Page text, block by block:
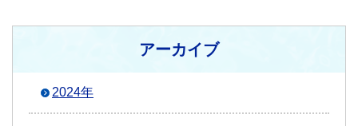
アーカイブ
2024年